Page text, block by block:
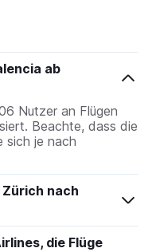
ab
Nutzer an Flügen
Beachte, dass die
sich je nach
nach
die Flüge